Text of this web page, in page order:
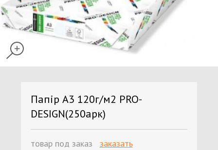
Папiр А3 120г/м2 PRO-
DESIGN(250арк)
товар под заказ заказать